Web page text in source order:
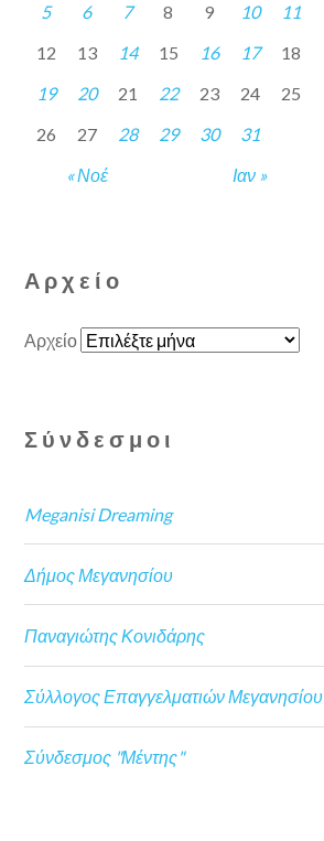
« Νοέ Ιαν »
5
6 7 8 9 10
11
12
13 14 15 16 17
18
19
20 21 22 23 24
25
26
27 28 29 30 31
Αρχείο
Αρχείο
Σύνδεσμοι
Meganisi Dreaming
Δήμος Μεγανησίου
Παναγιώτης Κονιδάρης
Σύλλογος Επαγγελματιών Μεγανησίου
Σύνδεσμος "Μέντης"